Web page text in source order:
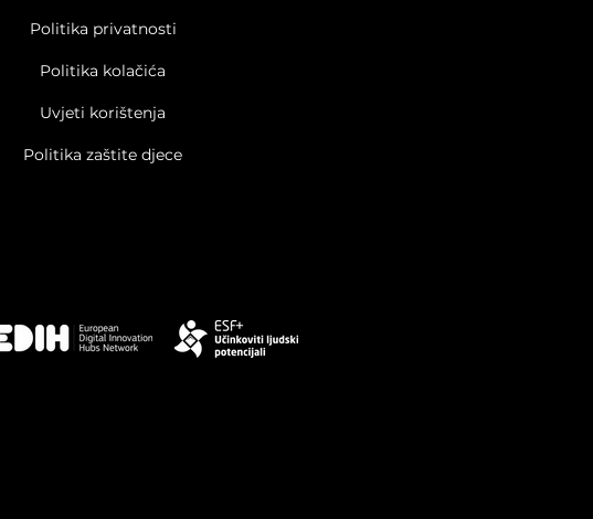
Politika privatnosti
Politika kolačića
Uvjeti korištenja
Politika zaštite djece